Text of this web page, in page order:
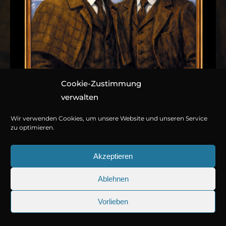
Cookie-Zustimmung
verwalten
Wir verwenden Cookies, um unsere Website und unseren Service
zu optimieren.
Akzeptieren
Ablehnen
Vorlieben
Band 002: Der
© Copyright 2026Titania Medien GmbH.